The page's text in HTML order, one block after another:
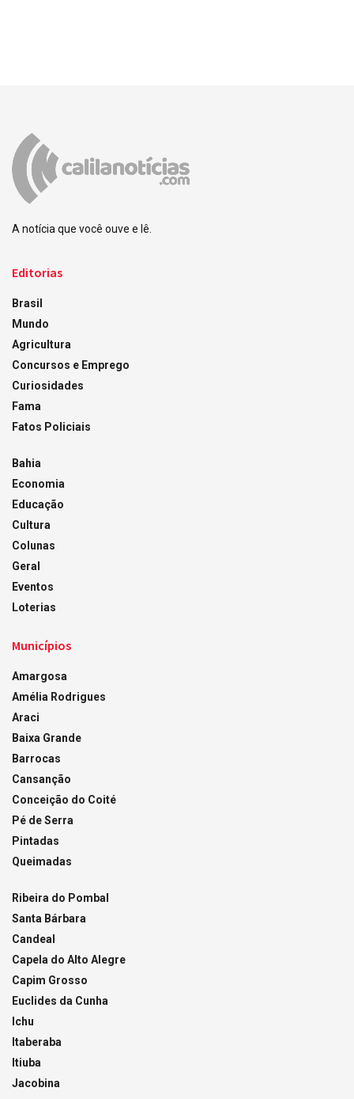
A notícia que você ouve e lê.
Editorias
Brasil
Mundo
Agricultura
Concursos e Emprego
Curiosidades
Fama
Fatos Policiais
Bahia
Economia
Educação
Cultura
Colunas
Geral
Eventos
Loterias
Municípios
Amargosa
Amélia Rodrigues
Araci
Baixa Grande
Barrocas
Cansanção
Conceição do Coité
Pé de Serra
Pintadas
Queimadas
Ribeira do Pombal
Santa Bárbara
Candeal
Capela do Alto Alegre
Capim Grosso
Euclides da Cunha
Ichu
Itaberaba
Itiuba
Jacobina